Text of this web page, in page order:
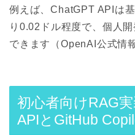
例えば、ChatGPT APIは
り0.02ドル程度で、個人
できます（OpenAI公式情
初心者向けRAG
APIとGitHub